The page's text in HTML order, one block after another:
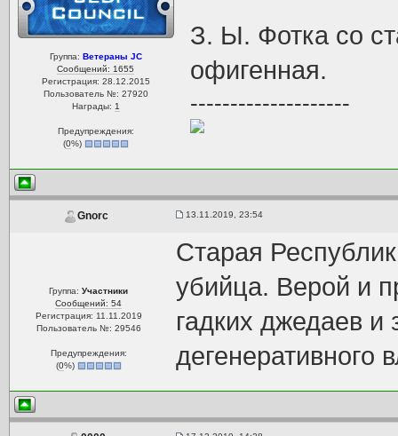
Группа: Ветераны JC
Сообщений: 1655
Регистрация: 28.12.2015
Пользователь №: 27920
Награды: 1
Предупреждения:
(0%)
З. Ы. Фотка со
офигенная.
--------------------
Gnorc 13.11.2019, 23:54
Группа:Участники
Сообщений: 54
Регистрация: 11.11.2019
Пользователь №: 29546
Предупреждения:
(0%)
Старая
убийца. Верой и
гадких джедаев и
дегенеративного